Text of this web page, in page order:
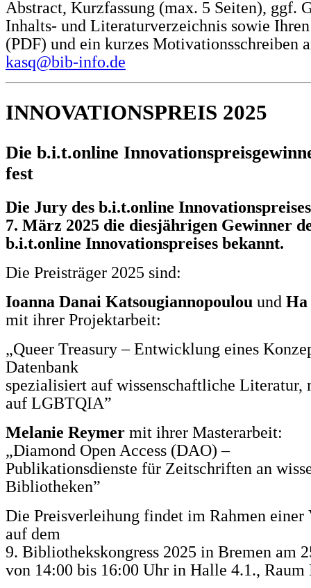
Abstract, Kurzfassung (max. 5 Seiten), ggf.
Inhalts- und Literaturverzeichnis sowie
(PDF) und ein kurzes Motivationsschreiben
kasq@bib-info.de
INNOVATIONSPREIS 2025
Die b.i.t.online
fest
Die Jury des b.i.t.online
7. März 2025 die diesjährigen Gewinner
b.i.t.online Innovationspreises bekannt.
Die Preisträger 2025 sind:
Ioanna Danai Katsougiannopoulou und Ha
mit ihrer Projektarbeit:
„Queer Treasury – Entwicklung eines
Datenbank
spezialisiert auf wissenschaftliche Literatur,
auf LGBTQIA”
Melanie Reymer mit ihrer Masterarbeit:
„Diamond Open Access (DAO) –
Publikationsdienste für Zeitschriften an
Bibliotheken”
Die Preisverleihung findet im Rahmen einer
auf dem
9. Bibliothekskongress 2025 in Bremen am
von 14:00 bis 16:00 Uhr in Halle 4.1., Raum